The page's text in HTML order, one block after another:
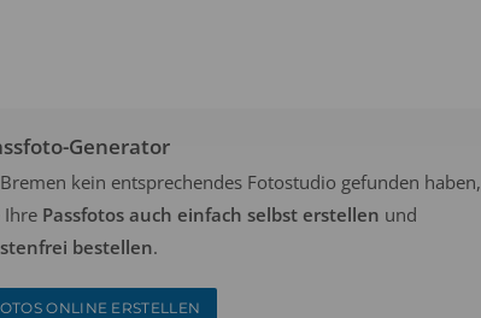
Generator
kein entsprechendes Fotostudio gefunden haben,
Ihre Passfotos auch einfach selbst erstellen und
bestellen.
ONLINE ERSTELLEN